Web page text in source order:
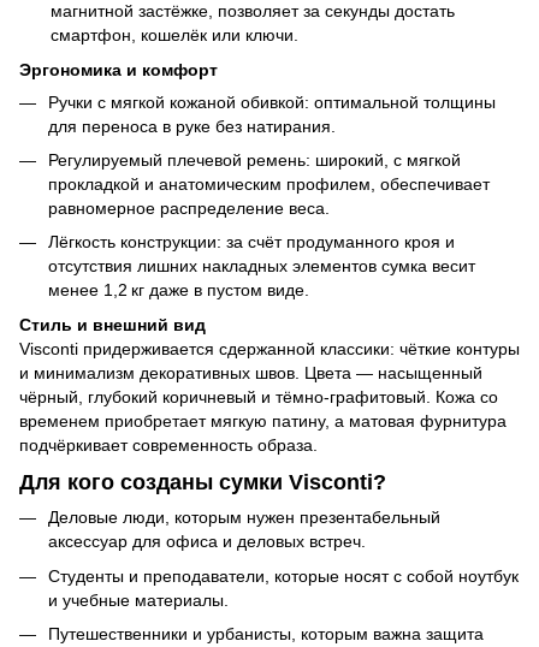
магнитной застёжке, позволяет за секунды достать
смартфон, кошелёк или ключи.
Эргономика и комфорт
Ручки с мягкой кожаной обивкой: оптимальной толщины
для переноса в руке без натирания.
Регулируемый плечевой ремень: широкий, с мягкой
прокладкой и анатомическим профилем, обеспечивает
равномерное распределение веса.
Лёгкость конструкции: за счёт продуманного кроя и
отсутствия лишних накладных элементов сумка весит
менее 1,2 кг даже в пустом виде.
Стиль и внешний вид
Visconti придерживается сдержанной классики: чёткие контуры
и минимализм декоративных швов. Цвета — насыщенный
чёрный, глубокий коричневый и тёмно‑графитовый. Кожа со
временем приобретает мягкую патину, а матовая фурнитура
подчёркивает современность образа.
Для кого созданы сумки Visconti?
Деловые люди, которым нужен презентабельный
аксессуар для офиса и деловых встреч.
Студенты и преподаватели, которые носят с собой ноутбук
и учебные материалы.
Путешественники и урбанисты, которым важна защита